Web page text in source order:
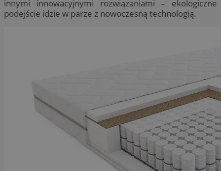
innymi innowacyjnymi rozwiązaniami – ekologiczne
podejście idzie w parze z nowoczesną technologią.